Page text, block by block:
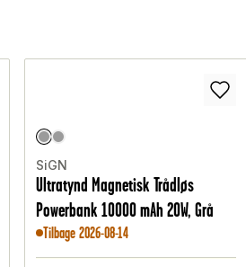
SiGN
Ultratynd Magnetisk Trådløs
Powerbank 10000 mAh 20W, Grå
Tilbage 2026-08-14